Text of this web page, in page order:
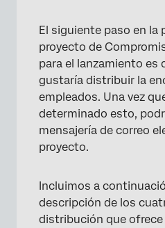
El siguiente paso en la
proyecto de
para el lanzamiento es
gustaría distribuir la
empleados. Una vez
determinado esto,
mensajería de correo
proyecto.
Incluimos a
descripción de los
distribución que